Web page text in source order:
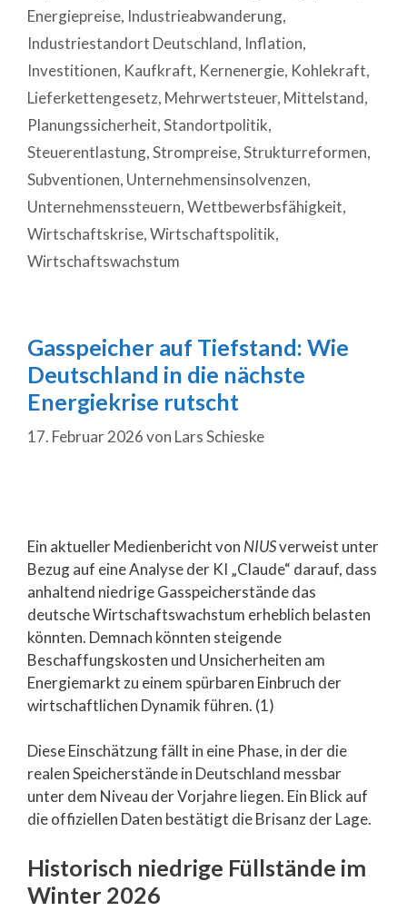
Energiepreise, Industrieabwanderung,
Industriestandort Deutschland, Inflation,
Investitionen, Kaufkraft, Kernenergie, Kohlekraft,
Lieferkettengesetz, Mehrwertsteuer, Mittelstand,
Planungssicherheit,Standortpolitik,
Steuerentlastung,Strompreise,Strukturreformen,
Subventionen, Unternehmensinsolvenzen,
Unternehmenssteuern,Wettbewerbsfähigkeit,
Wirtschaftskrise,Wirtschaftspolitik,
Wirtschaftswachstum
Gasspeicher auf Tiefstand: Wie
Deutschland in die nächste
Energiekrise rutscht
17. Februar 2026von Lars Schieske
Ein aktueller Medienbericht von NIUSverweist unter
Bezug auf eine Analyse der KI „Claude“ darauf, dass
anhaltend niedrige Gasspeicherstände das
deutsche Wirtschaftswachstum erheblich belasten
könnten. Demnach könnten steigende
Beschaffungskosten und Unsicherheiten am
Energiemarkt zu einem spürbaren Einbruch der
wirtschaftlichen Dynamik führen. (1)
Diese Einschätzung fällt in eine Phase, in der die
realen Speicherstände in Deutschland messbar
unter dem Niveau der Vorjahre liegen. Ein Blick auf
die offiziellen Daten bestätigt die Brisanz der Lage.
Historisch niedrige Füllstände im
Winter 2026